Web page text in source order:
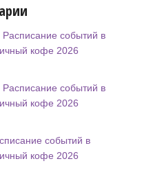
Расписание событий в
кофе 2026
Расписание событий в
кофе 2026
событий в
кофе 2026